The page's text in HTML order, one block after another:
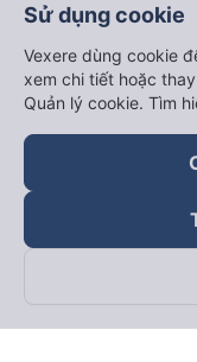
Trở thành đối tác
Đối tác thanh
Sử dụng cookie
Vexere dùng cookie
xem chi tiết hoặc
Quản lý cookie. Tìm